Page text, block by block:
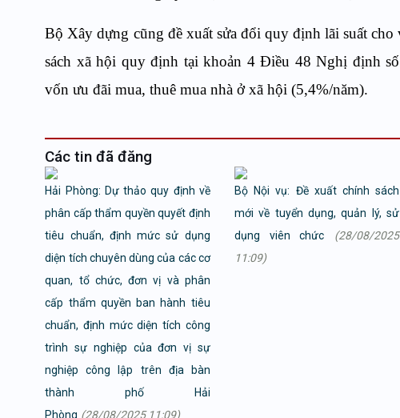
Bộ Xây dựng cũng đề xuất sửa đổi quy định lãi suất
sách xã hội quy định tại khoản 4 Điều 48 Nghị định
vốn ưu đãi mua, thuê mua nhà ở xã hội (5,4%/năm).
Các tin đã đăng
Hải Phòng: Dự thảo quy định về
phân cấp thẩm quyền quyết định
tiêu chuẩn, định mức sử dụng
diện tích chuyên dùng của các cơ
quan, tổ chức, đơn vị và phân
cấp thẩm quyền ban hành tiêu
chuẩn, định mức diện tích công
trình sự nghiệp của đơn vị sự
nghiệp công lập trên địa bàn
thành phố Hải
Phòng (28/08/2025 11:09)
Bộ Nội vụ: Đề xuất chính sách
mới về tuyển dụng, quản lý, sử
dụng viên chức
(28/08/2025
11:09)